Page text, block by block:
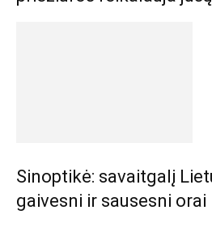
Sinoptikė: savaitgalį
gaivesni ir sausesni orai